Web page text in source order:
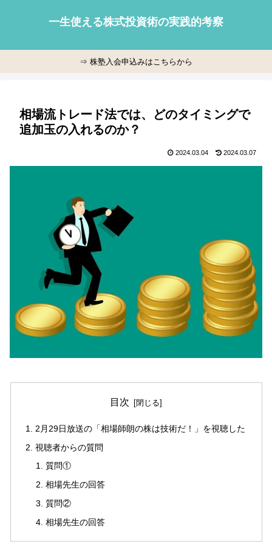
一生使える株式投資術の実践的考察
⇒ 株塾入会申込みはこちらから
相場流トレード法では、どのタイミングで
追加玉の入れるのか？
2024.03.04 2024.03.07
目次
2月29日放送の「相場師朗の株は技術だ！」を視聴した
視聴者からの質問
質問①
相場先生の回答
質問②
相場先生の回答